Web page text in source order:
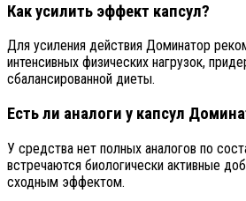
Как усилить эффект капсул?
Для усиления действия Доминатор
интенсивных физических нагрузок,
сбалансированной диеты.
Есть ли аналоги у капсул
У средства нет полных аналогов по
встречаются биологически активные
сходным эффектом.